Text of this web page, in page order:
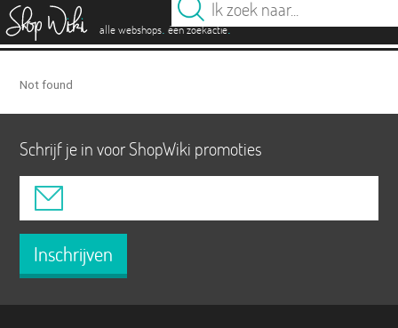
alle webshops. één zoekactie.
Not found
Schrijf je in voor ShopWiki promoties
Inschrijven